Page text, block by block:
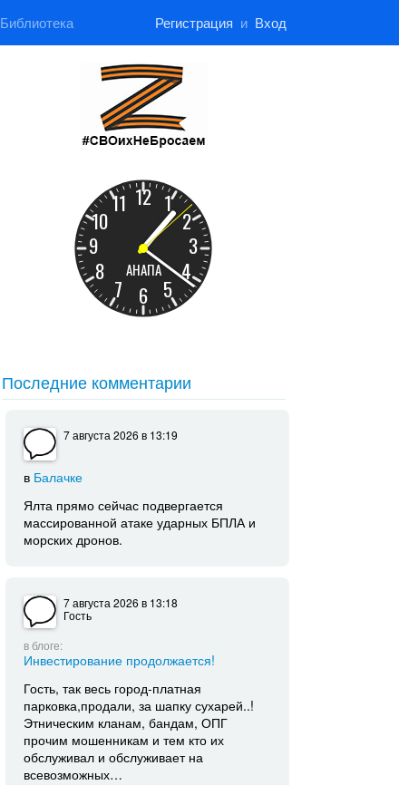
Библиотека Регистрация и Вход
Последние комментарии
7 августа 2026в 13:19
в Балачке
Ялта прямо сейчас подвергается
массированной атаке ударных БПЛА и
морских дронов.
7 августа 2026в 13:18
Гость
в блоге:
Инвестирование продолжается!
Гость, так весь город-платная
парковка,продали, за шапку сухарей..!
Этническим кланам, бандам, ОПГ
прочим мошенникам и тем кто их
обслуживал и обслуживает на
всевозможных…